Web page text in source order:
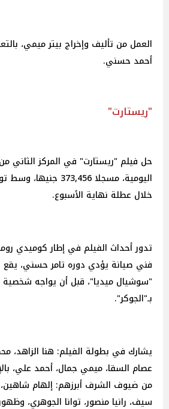
العمل من تأليف وإخراج بيتر ميمي،
أحمد حسني.
"ريستارت"
حل فيلم "ريستارت" في المركز الثاني
اليومية، مسجلا
خلال عطلة نهاية الأسبوع.
تدور أحداث الفيلم في إطار كوميدي
فني صيانة يؤدي دوره تامر حسني،
"سوشيال ميديا"، قبل أن يواجه
بـ"الجوكر".
يشارك في بطولة الفيلم: هنا الزاهد،
عصام السقا، ميمي جمال، أحمد علي،
من ضيوف الشرف أبرزهم: إلهام
سيف، رانيا منصور، توانا الجوهري،